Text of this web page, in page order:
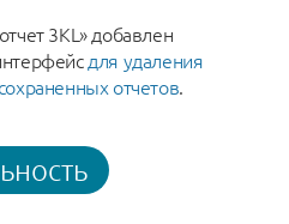
3KL» добавлен
для удаления
отчетов.